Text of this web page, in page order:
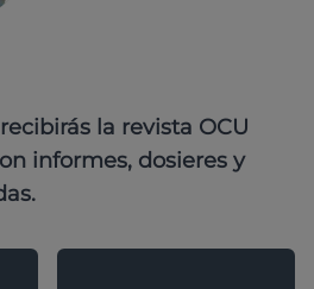
la revista OCU
informes, dosieres y